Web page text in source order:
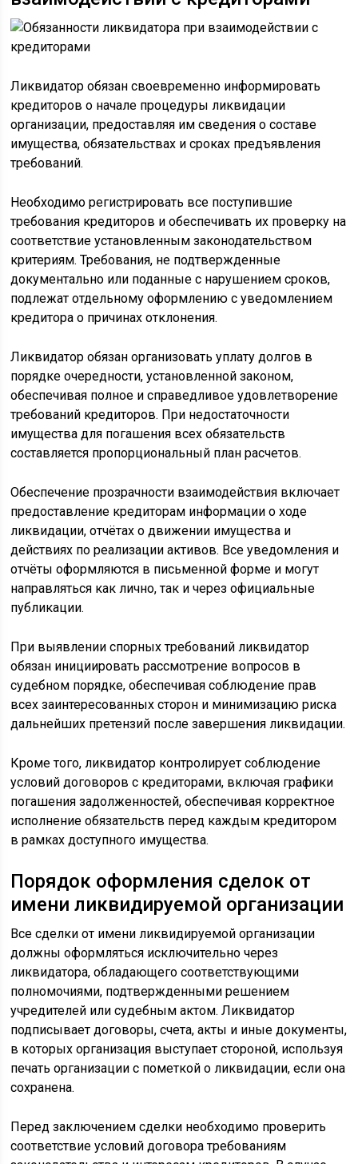
Ликвидатор обязан своевременно информировать
кредиторов о начале процедуры ликвидации
организации, предоставляя им сведения о составе
имущества, обязательствах и сроках предъявления
требований.
Необходимо регистрировать все поступившие
требования кредиторов и обеспечивать их проверку на
соответствие установленным законодательством
критериям. Требования, не подтвержденные
документально или поданные с нарушением сроков,
подлежат отдельному оформлению с уведомлением
кредитора о причинах отклонения.
Ликвидатор обязан организовать уплату долгов в
порядке очередности, установленной законом,
обеспечивая полное и справедливое удовлетворение
требований кредиторов. При недостаточности
имущества для погашения всех обязательств
составляется пропорциональный план расчетов.
Обеспечение прозрачности взаимодействия включает
предоставление кредиторам информации о ходе
ликвидации, отчётах о движении имущества и
действиях по реализации активов. Все уведомления и
отчёты оформляются в письменной форме и могут
направляться как лично, так и через официальные
публикации.
При выявлении спорных требований ликвидатор
обязан инициировать рассмотрение вопросов в
судебном порядке, обеспечивая соблюдение прав
всех заинтересованных сторон и минимизацию риска
дальнейших претензий после завершения ликвидации.
Кроме того, ликвидатор контролирует соблюдение
условий договоров с кредиторами, включая графики
погашения задолженностей, обеспечивая корректное
исполнение обязательств перед каждым кредитором
в рамках доступного имущества.
Порядок оформления сделок от
имени ликвидируемой организации
Все сделки от имени ликвидируемой организации
должны оформляться исключительно через
ликвидатора, обладающего соответствующими
полномочиями, подтвержденными решением
учредителей или судебным актом. Ликвидатор
подписывает договоры, счета, акты и иные документы,
в которых организация выступает стороной, используя
печать организации с пометкой о ликвидации, если она
сохранена.
Перед заключением сделки необходимо проверить
соответствие условий договора требованиям